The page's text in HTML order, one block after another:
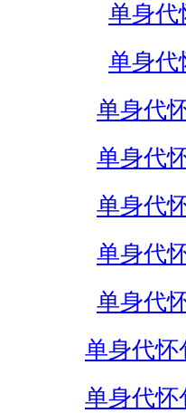
单身代
单身代
单身代
单身代
单身代
单身代
单身代
单身代怀
单身代怀